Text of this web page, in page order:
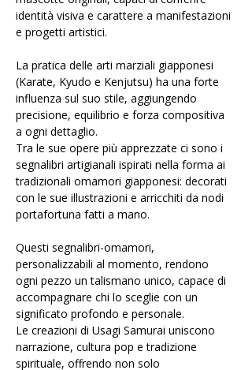
identità visiva e carattere a manifestazioni
e progetti artistici.
La pratica delle arti marziali giapponesi
(Karate, Kyudo e Kenjutsu) ha una forte
influenza sul suo stile, aggiungendo
precisione, equilibrio e forza compositiva
a ogni dettaglio.
Tra le sue opere più apprezzate ci sono i
segnalibri artigianali ispirati nella forma ai
tradizionali omamori giapponesi: decorati
con le sue illustrazioni e arricchiti da nodi
portafortuna fatti a mano.
Questi segnalibri-omamori,
personalizzabili al momento, rendono
ogni pezzo un talismano unico, capace di
accompagnare chi lo sceglie con un
significato profondo e personale.
Le creazioni di Usagi Samurai uniscono
narrazione, cultura pop e tradizione
spirituale, offrendo non solo